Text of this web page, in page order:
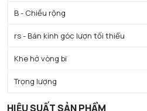
B - Chiều rộng
rs - Bán kính góc lượn tối thiểu
Khe hở vòng bi
Trọng lượng
HIỆU SUẤT SẢN PHẨM